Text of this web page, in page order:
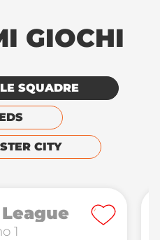
GIOCHI
1
SQUADRE
CITY